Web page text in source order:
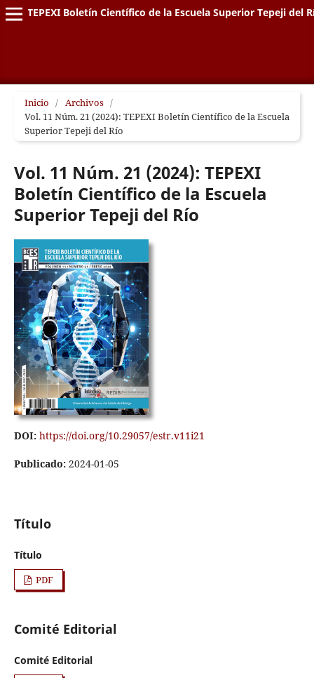
TEPEXI Boletín Científico de la Escuela Superior Tepeji del
Inicio / Archivos /
Vol. 11 Núm. 21 (2024): TEPEXI Boletín Científico de la Escuela
Superior Tepeji del Río
Vol. 11 Núm. 21 (2024): TEPEXI
Boletín Científico de la Escuela
Superior Tepeji del Río
DOI: https://doi.org/10.29057/estr.v11i21
Publicado: 2024-01-05
Título
Título
PDF
Comité Editorial
Comité Editorial